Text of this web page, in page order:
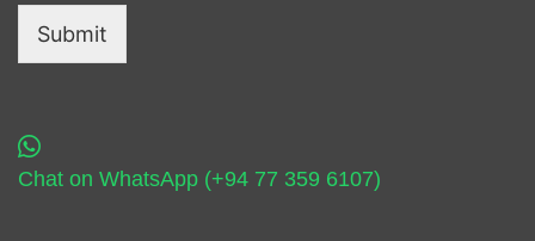
Submit
Chat on WhatsApp (+94 77 359 6107)